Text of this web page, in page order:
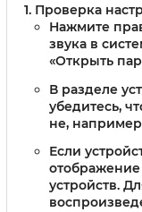
Проверка
Нажмите
звука в
«Открыть
В разделе
убедитесь,
не,
Если
устройств.